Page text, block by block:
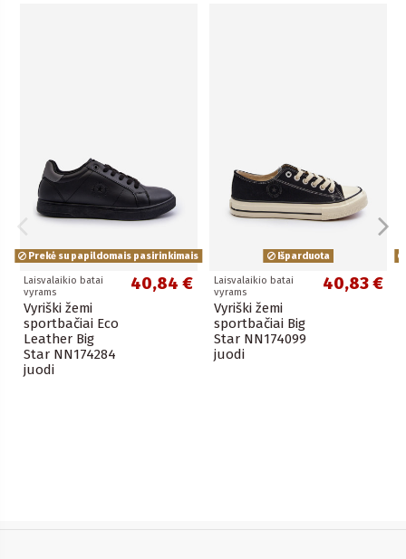
Prekė su papildomais pasirinkimais
Laisvalaikio batai
vyrams
Vyriški žemi
sportbačiai Eco
Leather Big
Star NN174284
juodi
40,84 €
Išparduota
Laisvalaikio batai
vyrams
Vyriški žemi
sportbačiai Big
Star NN174099
juodi
40,83 €